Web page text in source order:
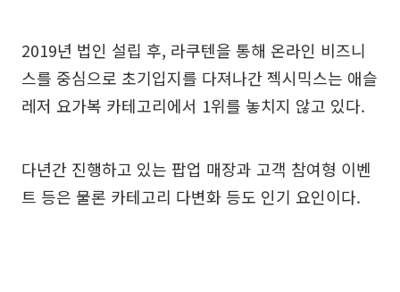
2019년 법인 설립 후, 라쿠텐을 통해 온라인 비즈니
스를 중심으로 초기입지를 다져나간 젝시믹스는 애슬
레저 요가복 카테고리에서 1위를 놓치지 않고 있다.
다년간 진행하고 있는 팝업 매장과 고객 참여형 이벤
트 등은 물론 카테고리 다변화 등도 인기 요인이다.